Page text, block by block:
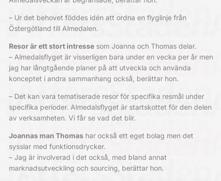
– Ur det behovet föddes idén att ordna en flyglinje från
Östergötland till Almedalen.
Resor är ett stort intressesom Joanna och Thomas delar.
– Almedalsflyget är visserligen bara under en vecka per år men
jag har långtgående planer på att utveckla och använda
konceptet i andra sammanhang också, berättar hon.
– Det kan vara tematiserade resor för specifika resmål under
specifika perioder. Almedalsflyget är startskottet för den delen
av verksamheten. Vi får se vad det blir.
Joannas man Thomas har också ett eget bolag men det
sysslar med funktionsdrycker.
– Jag är involverad i det också, med bland annat
marknadsutveckling och sourcing, berättar hon.